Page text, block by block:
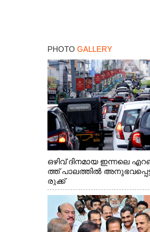
PHOTO GALLERY
ഒഴിവ് ദിനമായ ഇന്നലെ
ത്ത് പാലത്തിൽ
രുക്ക്